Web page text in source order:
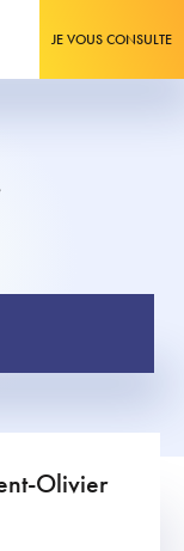
JE VOUS CONSULTE
Olivier